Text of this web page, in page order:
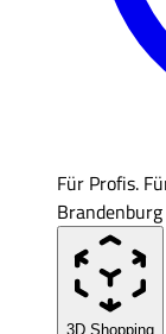
Für Profis.
Brandenburg
3D Shopping